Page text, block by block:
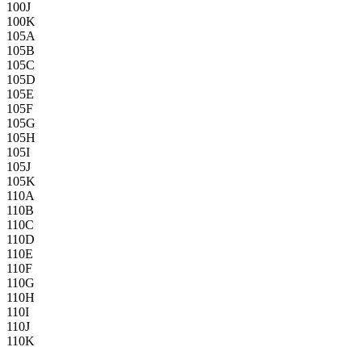
100J
100K
105A
105B
105C
105D
105E
105F
105G
105H
105I
105J
105K
110A
110B
110C
110D
110E
110F
110G
110H
110I
110J
110K